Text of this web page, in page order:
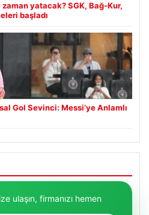
yatacak? SGK, Bağ-Kur,
başladı
Gol Sevinci: Messi’ye Anlamlı
ulaşın, firmanızı hemen